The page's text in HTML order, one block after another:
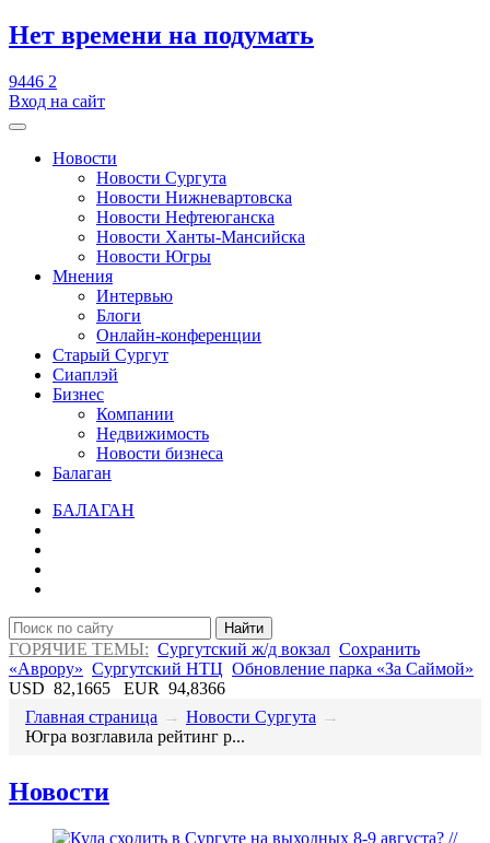
​Нет времени на подумать
9446 2
Вход на сайт
Новости
Новости Сургута
Новости Нижневартовска
Новости Нефтеюганска
Новости Ханты-Мансийска
Новости Югры
Мнения
Интервью
Блоги
Онлайн-конференции
Старый Сургут
Сиаплэй
Бизнес
Компании
Недвижимость
Новости бизнеса
Балаган
БАЛАГАН
Найти
ГОРЯЧИЕ ТЕМЫ: Сургутский ж/д вокзал Сохранить
«Аврору» Сургутский НТЦ Обновление парка «За Саймой»
USD 82,1665 EUR 94,8366
Главная страница → Новости Сургута →
​Югра возглавила рейтинг р...
Новости